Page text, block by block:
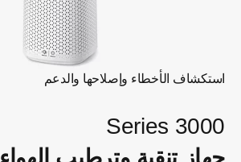
استكشاف الأخطاء وإصلاحها والدعم
Series 3000